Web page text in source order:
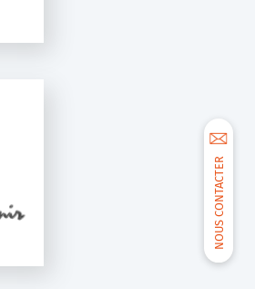
NOUS CONTACTER